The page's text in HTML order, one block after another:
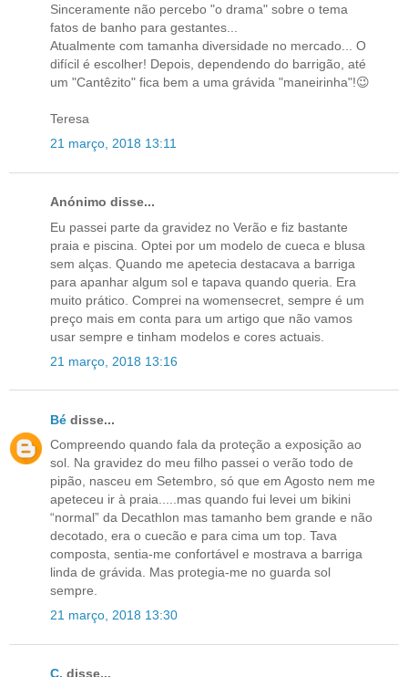
Sinceramente não percebo "o drama" sobre o tema
fatos de banho para gestantes...
Atualmente com tamanha diversidade no mercado... O
difícil é escolher! Depois, dependendo do barrigão, até
um "Cantêzito" fica bem a uma grávida "maneirinha"!😉
Teresa
21 março, 2018 13:11
Anónimo disse...
Eu passei parte da gravidez no Verão e fiz bastante
praia e piscina. Optei por um modelo de cueca e blusa
sem alças. Quando me apetecia destacava a barriga
para apanhar algum sol e tapava quando queria. Era
muito prático. Comprei na womensecret, sempre é um
preço mais em conta para um artigo que não vamos
usar sempre e tinham modelos e cores actuais.
21 março, 2018 13:16
Bé disse...
Compreendo quando fala da proteção a exposição ao
sol. Na gravidez do meu filho passei o verão todo de
pipão, nasceu em Setembro, só que em Agosto nem me
apeteceu ir à praia.....mas quando fui levei um bikini
“normal” da Decathlon mas tamanho bem grande e não
decotado, era o cuecão e para cima um top. Tava
composta, sentia-me confortável e mostrava a barriga
linda de grávida. Mas protegia-me no guarda sol
sempre.
21 março, 2018 13:30
C. disse...